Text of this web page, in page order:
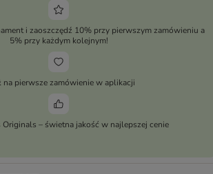
i zaoszczędź 10% przy pierwszym zamówieniu a
5% przy każdym kolejnym!
na pierwsze zamówienie w aplikacji
– świetna jakość w najlepszej cenie